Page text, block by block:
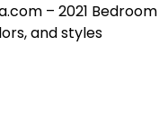
– 2021 Bedroom
and styles